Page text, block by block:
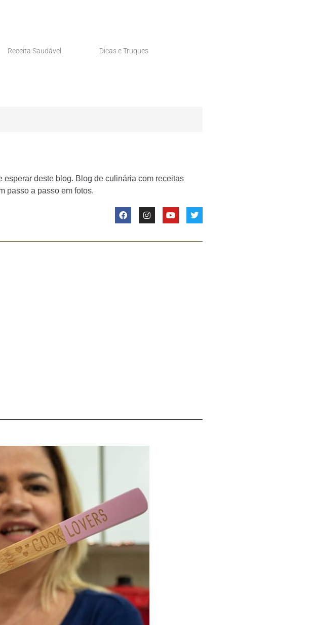
Receita Saudável Dicas e Truques
esperar deste blog. Blog de culinária com receitas
passo a passo em fotos.